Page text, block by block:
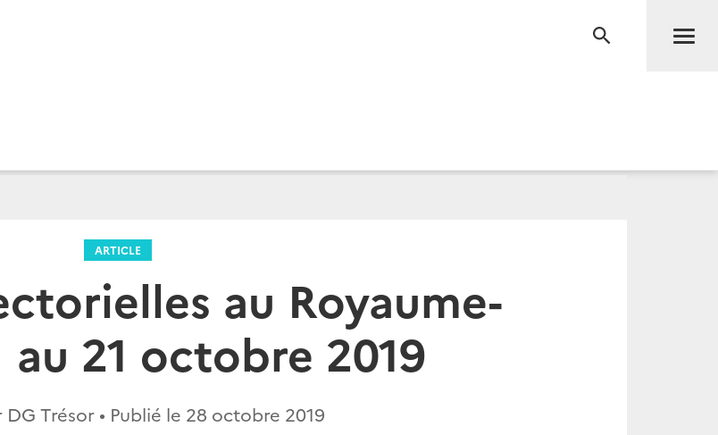
RECHERCHE
ARTICLE
au Royaume-
au 21 octobre 2019
Trésor • Publié le 28 octobre 2019